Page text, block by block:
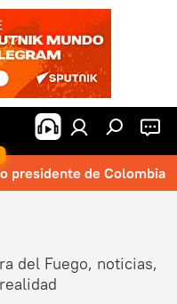
presidente de Colombia
del Fuego, noticias,